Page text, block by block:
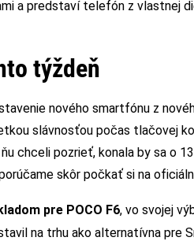
a predstaví telefón z vlastnej
týždeň
nového smartfónu z
slávnosťou počas tlačovej
chceli pozrieť, konala by sa o
skôr počkať si na
pre POCO F6, vo svojej
na trhu ako alternatívna pre